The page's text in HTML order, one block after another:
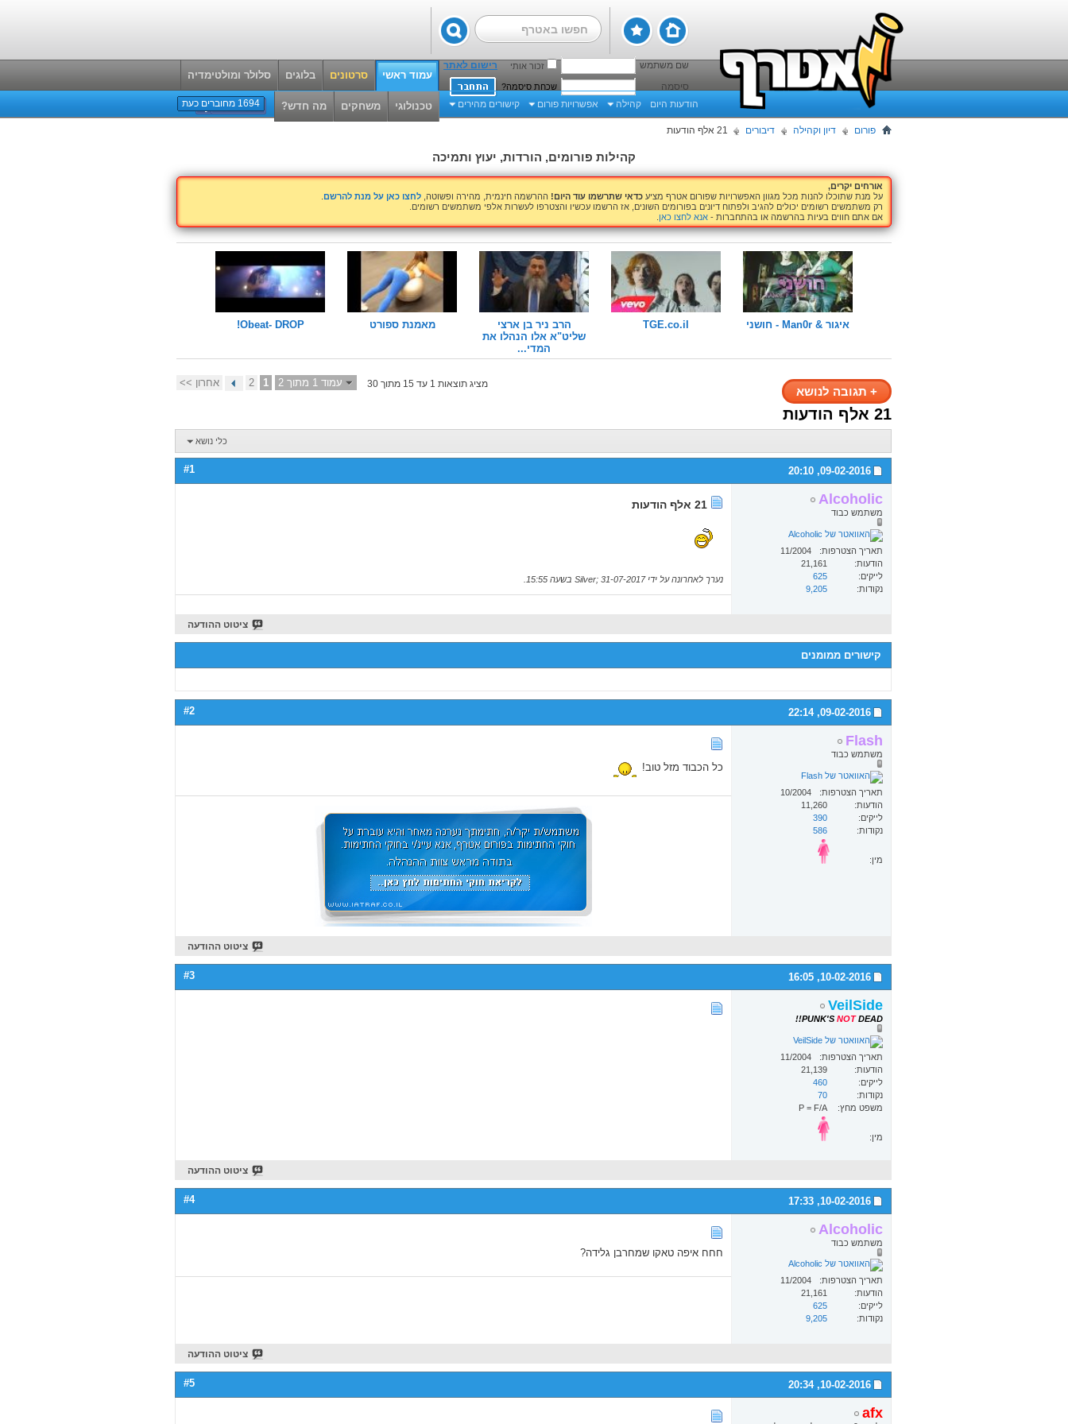
שם משתמש זכור אותי
רישום לאתר
סיסמה
שכחת סיסמה?
עמוד ראשי
הודעות היום קהילה אפשרויות פורום קישורים מהירים
סרטונים בלוגים סלולר ומולטימדיה
טכנולוגי משחקים מה חדש? 1694 מחוברים כעת
פורום דיון וקהילה דיבורים 21 אלף הודעות
קהילות פורומים, הורדות, יעוץ ותמיכה
אורחים יקרים,
על מנת שתוכלו להנות מכל מגוון האפשרויות שפורום אטרף מציע כדאי שתרשמו עוד היום! ההרשמה חינמית, מהירה ופשוטה, לחצו כאן על מנת להרשם
רק משתמשים רשומים יכולים להגיב ולפתוח דיונים בפורומים השונים, אז הרשמו עכשיו והצטרפו לעשרות אלפי משתמשים רשומים.
אם אתם חווים בעיות בהרשמה או בהתחברות - אנא לחצו כאן
איגור & Man0r - חושני TGE.co.il
הרב ניר בן ארצי
שליט"א אלו הנהלו את
המדי...
מאמנת ספורט Obeat- DROP!
+ תגובה לנושא
עמוד 1 מתוך 2 1
2 אחרון >> מציג תוצאות 1 עד 15 מתוך 30
21 אלף הודעות
כלי נושא
09-02-2016,
20:10
#1
Alcoholic
משתמש כבוד
תאריך הצטרפות
11/2004
הודעות
21,161
לייקים
625
נקודות
9,205
נערך לאחרונה על ידי Silver; 31-07-2017 בשעה 15:55
ציטוט ההודעה
קישורים ממומנים
09-02-2016,
22:14
#2
Flash
משתמש כבוד
תאריך הצטרפות
10/2004
הודעות
11,260
לייקים
390
נקודות
586
מין:
כל הכבוד מזל טוב!
ציטוט ההודעה
10-02-2016,
16:05
#3
VeilSide
PUNK'S NOT DEAD!!
תאריך הצטרפות
11/2004
הודעות
21,139
לייקים
460
נקודות
70
משפט מחץ
P = F/A
מין:
ציטוט ההודעה
10-02-2016,
17:33
#4
Alcoholic
משתמש כבוד
תאריך הצטרפות
11/2004
הודעות
21,161
לייקים
625
נקודות
9,205
חחח איפה טאקו שמחרבן גלידה?
ציטוט ההודעה
10-02-2016,
20:34
#5
afx